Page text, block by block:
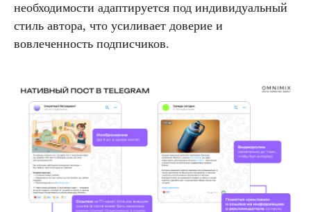
необходимости адаптируется под индивидуальный
стиль автора, что усиливает доверие и
вовлеченность подписчиков.